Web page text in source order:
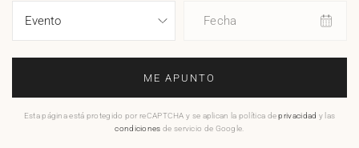
Fecha
ME APUNTO
Esta página está protegido por reCAPTCHA y se aplican la política deprivacidad y las
condiciones de servicio de Google.